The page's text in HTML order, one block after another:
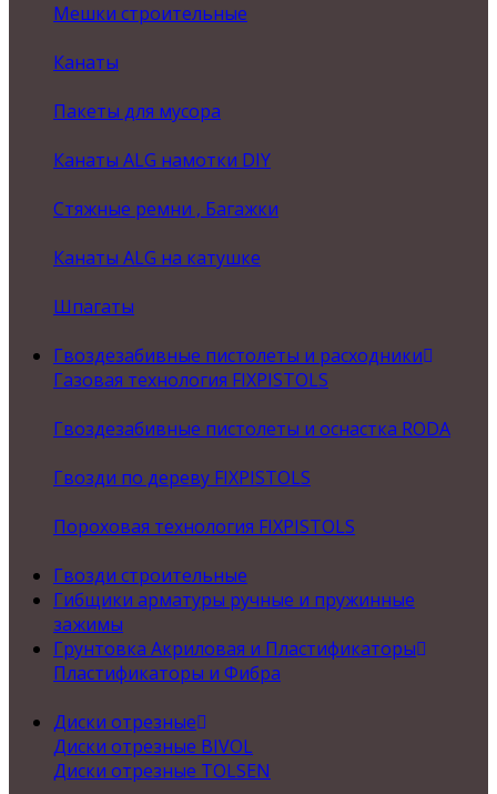
Мешки строительные
Канаты
Пакеты для мусора
Канаты ALG намотки DIY
Стяжные ремни , Багажки
Канаты ALG на катушке
Шпагаты
Гвоздезабивные пистолеты и расходники
Газовая технология FIXPISTOLS
Гвоздезабивные пистолеты и оснастка RODA
Гвозди по дереву FIXPISTOLS
Пороховая технология FIXPISTOLS
Гвозди строительные
Гибщики арматуры ручные и пружинные
зажимы
Грунтовка Акриловая и Пластификаторы
Пластификаторы и Фибра
Диски отрезные
Диски отрезные BIVOL
Диски отрезные TOLSEN